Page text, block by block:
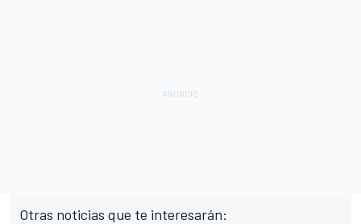
Otras noticias que te interesarán: